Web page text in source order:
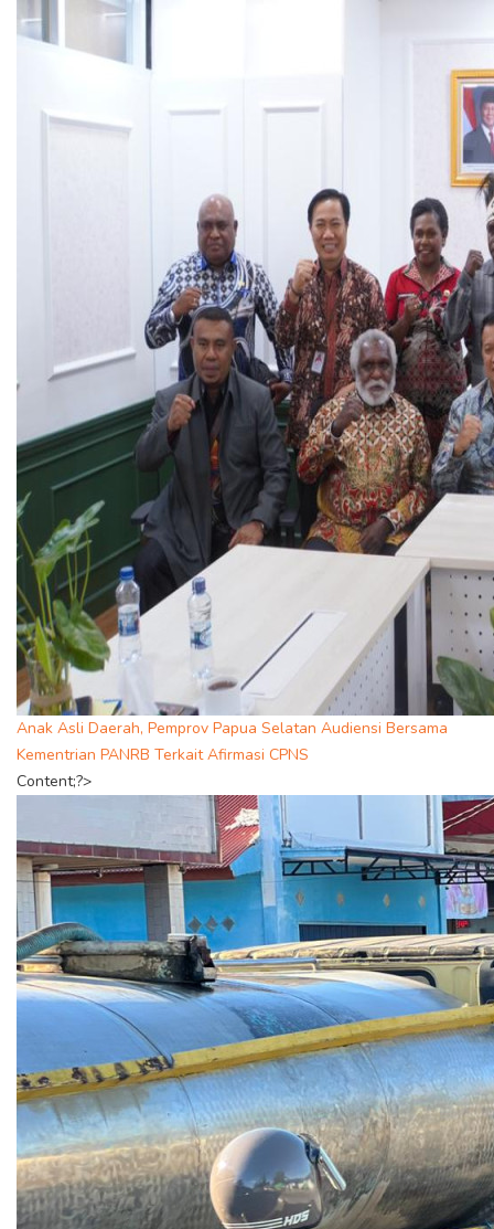
Anak Asli Daerah, Pemprov Papua Selatan Audiensi Bersama
Kementrian PANRB Terkait Afirmasi CPNS
Content;?>